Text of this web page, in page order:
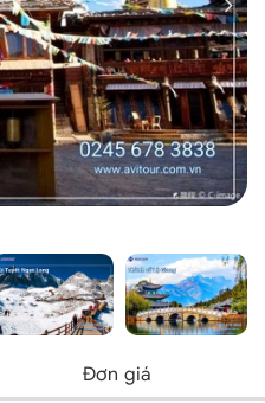
Đơn giá